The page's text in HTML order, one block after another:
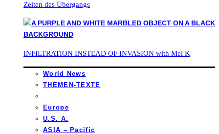
Zeiten des Übergangs
INFILTRATION INSTEAD OF INVASION with Mel K
World News
THEMEN-TEXTE
Europe
U.S. A.
ASIA – Pacific